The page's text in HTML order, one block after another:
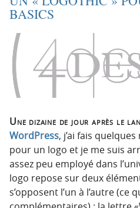
BASICS
Une dizaine de jour après le
WordPress, j’ai fais
pour un logo et je me suis
assez peu employé dans
logo repose sur deux
s’opposent l’un à l’autre (ce